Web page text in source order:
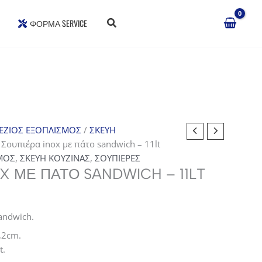
ΦΌΡΜΑ SERVICE
ΕΞΟΠΛΙΣΜΟΣ/ ΣΚΕΥΗ
inox με πάτο sandwich – 11lt
, ΣΚΕΥΗ ΚΟΥΖΙΝΑΣ, ΣΟΥΠΙΕΡΕΣ
ΜΕ ΠΆΤΟ SANDWICH – 11LT